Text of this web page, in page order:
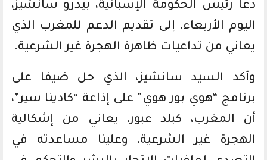
دعا رئيس الحكومة الإسبانية، بيدرو سانشيز،
اليوم الأربعاء، إلى تقديم الدعم للمغرب الذي
يعاني من تداعيات ظاهرة الهجرة غير الشرعية.
وأكد السيد سانشيز، الذي حل ضيفا على
برنامج “هوي بور هوي” على إذاعة “كادينا سير”،
أن المغرب، كبلد عبور، يعاني من إشكالية
الهجرة غير الشرعية، وعلينا مساعدته في